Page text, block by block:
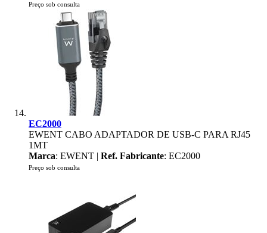
Preço sob consulta
EC2000
EWENT CABO ADAPTADOR DE USB-C PARA RJ45
1MT
Marca: EWENT | Ref. Fabricante: EC2000
Preço sob consulta